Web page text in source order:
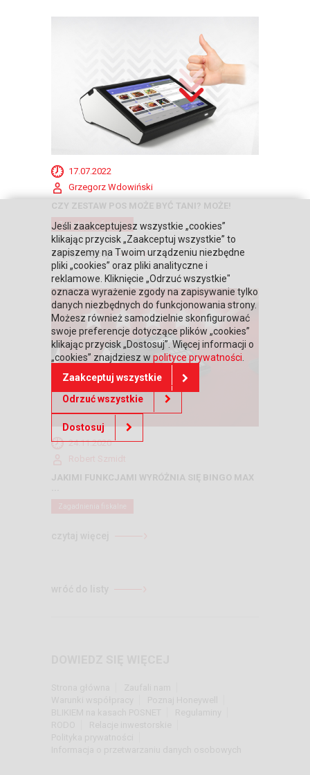
17.07.2022
Grzegorz Wdowiński
CZY ZESTAW POS MOŻE BYĆ TANI? MOŻE!
Zagadnienia fiskalne
czytaj więcej
24.11.2020
JAKIMI FUNKCJAMI WYRÓŻNIA SIĘ BINGO MAX
Jeśli zaakceptujesz wszystkie „cookies”
klikając przycisk „Zaakceptuj wszystkie” to
zapiszemy na Twoim urządzeniu niezbędne
pliki „cookies” oraz pliki analityczne i
reklamowe. Kliknięcie „Odrzuć wszystkie"
oznacza wyrażenie zgody na zapisywanie tylko
danych niezbędnych do funkcjonowania strony.
Możesz również samodzielnie skonfigurować
swoje preferencje dotyczące plików „cookies”
klikając przycisk „Dostosuj”. Więcej informacji o
„cookies” znajdziesz w polityce prywatności.
Zaakceptuj wszystkie
Odrzuć wszystkie
Dostosuj